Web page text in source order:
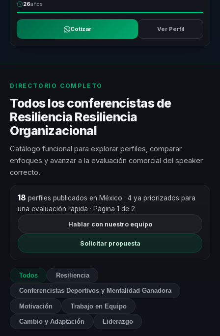
26años
Cotizar Ver Perfil
DIRECTORIO COMPLETO
Todos los conferencistas de
Resiliencia Resiliencia
Organizacional
Catálogo funcional para explorar perfiles, comparar
enfoques y avanzar a la evaluación comercial del speaker
correcto.
18 perfiles publicados en México · 4 ya priorizados para
una evaluación rápida · Página 1 de 2
Hablar con nuestro equipo
Solicitar propuesta
Todos Resiliencia
Conferencistas Deportivos y Mentalidad Ganadora
Motivación Trabajo en Equipo
Cambio y Adaptación Liderazgo